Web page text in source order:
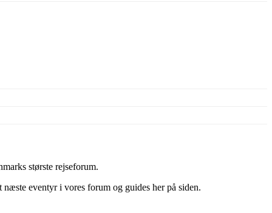
største rejseforum.
eventyr i vores forum og guides her på siden.